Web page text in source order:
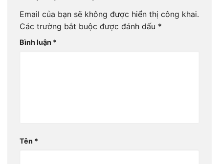
Email của bạn sẽ không được hiển thị công khai.
Các trường bắt buộc được đánh dấu *
Bình luận *
Tên *